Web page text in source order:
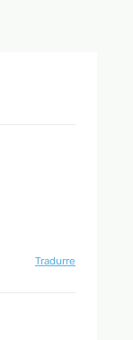
Tradurre